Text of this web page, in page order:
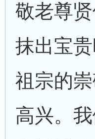
敬老尊
抹出宝
祖宗的
高兴。